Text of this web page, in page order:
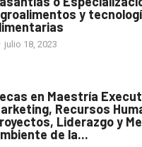
o
y
julio 18, 2023
en Maestría
Recursos
Liderazgo y
de la...